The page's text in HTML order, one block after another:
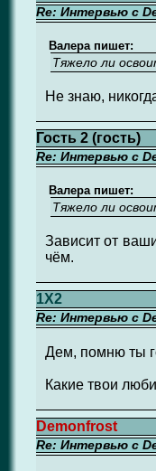
Re: Интервью с
Валера пишет:
Тяжело ли
Не знаю,
Гость 2 (гость)
Re: Интервью с
Валера пишет:
Тяжело ли
Зависит от
чём.
1X2
Re: Интервью с
Дем, помню ты
Какие твои
Demonfrost
Re: Интервью с